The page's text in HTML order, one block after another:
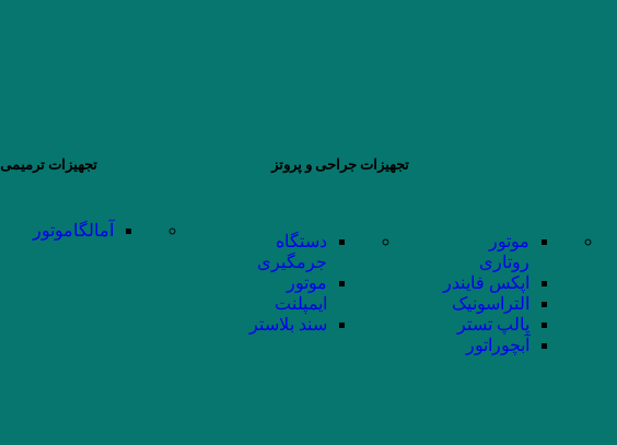
تجهیزات جراحی و پروتز تجهیزات ترمیمی
موتور
روتاری
اپکس فایندر
التراسونیک
پالپ تستر
آبچوراتور
دستگاه
جرمگیری
موتور
ایمپلنت
سند بلاستر
آمالگاموتور